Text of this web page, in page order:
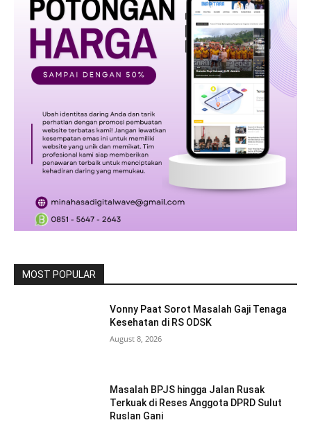
MOST POPULAR
Vonny Paat Sorot Masalah Gaji Tenaga
Kesehatan di RS ODSK
August 8, 2026
Masalah BPJS hingga Jalan Rusak
Terkuak di Reses Anggota DPRD Sulut
Ruslan Gani